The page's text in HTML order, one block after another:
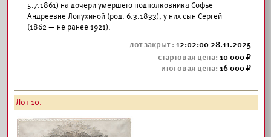
5.7.1861) на дочери умершего подполковника Софье
Андреевне Лопухиной (род. 6.3.1833), у них сын Сергей
(1862 — не ранее 1921).
12:02:00 28.11.2025
10 000
16 000
Лот 10.